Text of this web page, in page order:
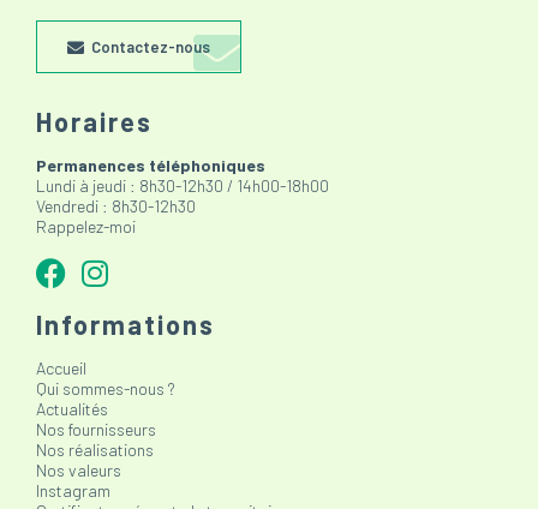
Contactez-nous
Horaires
Permanences téléphoniques
Lundi à jeudi : 8h30-12h30 / 14h00-18h00
Vendredi : 8h30-12h30
Rappelez-moi
Informations
Accueil
Qui sommes-nous ?
Actualités
Nos fournisseurs
Nos réalisations
Nos valeurs
Instagram